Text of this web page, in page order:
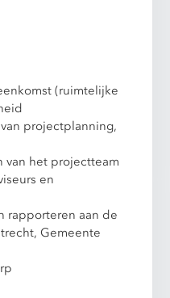
(ruimtelijke
projectplanning,
van het projectteam
en
rapporteren aan de
Gemeente